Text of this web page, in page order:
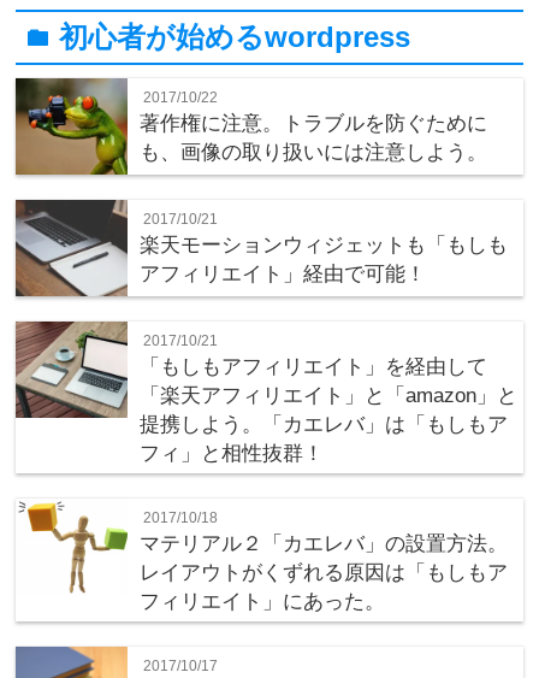
folder初心者が始めるwordpress
2017/10/22
著作権に注意。トラブルを防ぐために
も、画像の取り扱いには注意しよう。
2017/10/21
楽天モーションウィジェットも「もしも
アフィリエイト」経由で可能！
2017/10/21
「もしもアフィリエイト」を経由して
「楽天アフィリエイト」と「amazon」と
提携しよう。「カエレバ」は「もしもア
フィ」と相性抜群！
2017/10/18
マテリアル２「カエレバ」の設置方法。
レイアウトがくずれる原因は「もしもア
フィリエイト」にあった。
2017/10/17